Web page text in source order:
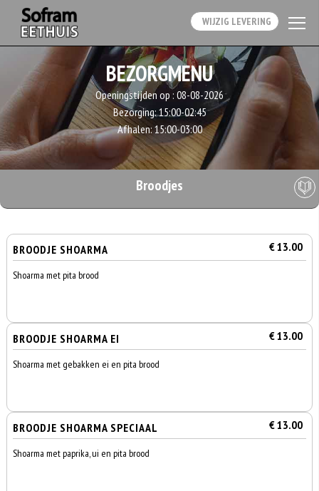
WIJZIG LEVERING
BEZORGMENU
Openingstijden op : 08-08-2026
Bezorging:15:00-02:45
Afhalen:15:00-03:00
Broodjes
BROODJE SHOARMA € 13.00
Shoarma met pita brood
BROODJE SHOARMA EI € 13.00
Shoarma met gebakken ei en pita brood
BROODJE SHOARMA SPECIAAL € 13.00
Shoarma met paprika, ui en pita brood